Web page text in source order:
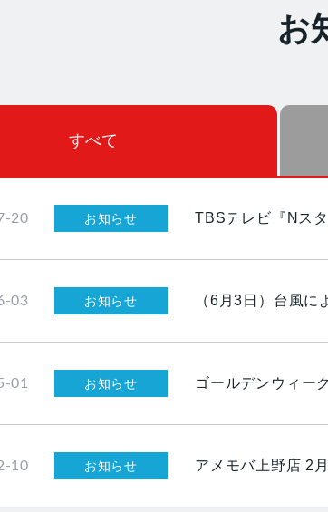
お
すべて
20 お知らせ TBSテレビ『Nス
03 お知らせ （6月3日）台風
01 お知らせ ゴールデンウィー
10 お知らせ アメモバ上野店 2